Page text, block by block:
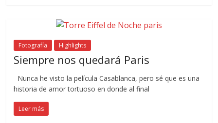
Fotografía Highlights
Siempre nos quedará Paris
Nunca he visto la película Casablanca, pero sé que es una
historia de amor tortuoso en donde al final
Leer más